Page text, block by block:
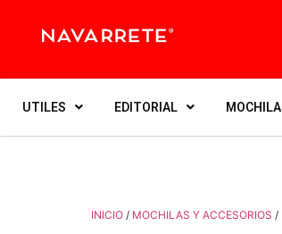
UTILES EDITORIAL
INICIO / MOCHILAS Y ACCESORIOS /